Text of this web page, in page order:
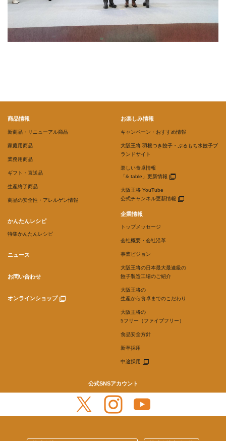
商品情報
新商品・リニューアル商品
家庭用商品
業務用商品
ギフト・直送品
生産終了商品
商品の安全性・アレルゲン情報
お楽しみ情報
キャンペーン・おすすめ情報
大阪王将 羽根つき餃子・ぷるもち水餃子ブ
ランドサイト
楽しい食卓情報
「& table」更新情報
大阪王将 YouTube
公式チャンネル更新情報
かんたんレシピ
特集かんたんレシピ
ニュース
お問い合わせ
オンラインショップ
企業情報
トップメッセージ
会社概要・会社沿革
事業ビジョン
大阪王将の日本最大最速級の
餃子製造工場のご紹介
大阪王将の
生産から食卓までのこだわり
大阪王将の
5フリー（ファイブフリー）
食品安全方針
新卒採用
中途採用
公式SNSアカウント